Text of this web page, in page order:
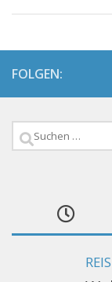
FOLGEN:
Suchen